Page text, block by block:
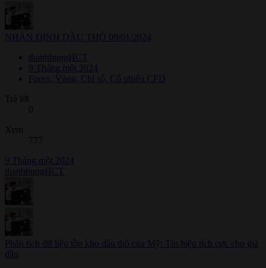
NHẬN ĐỊNH DẦU THÔ 09/01/2024
thanhhungHCT
9 Tháng một 2024
Forex, Vàng, Chỉ số, Cổ phiếu CFD
Trả lời
0
Xem
777
9 Tháng một 2024
thanhhungHCT
Phân tích dữ liệu tồn kho dầu thô của Mỹ: Tín hiệu tích cực cho giá
dầu